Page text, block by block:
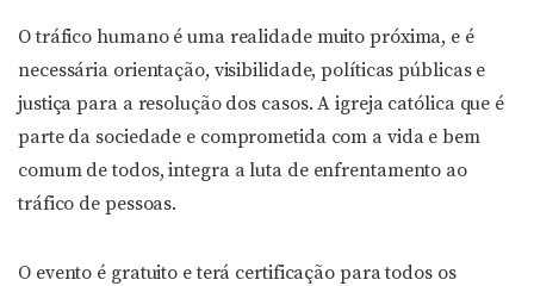
O tráfico humano é uma realidade muito próxima, e é
necessária orientação, visibilidade, políticas públicas e
justiça para a resolução dos casos. A igreja católica que é
parte da sociedade e comprometida com a vida e bem
comum de todos, integra a luta de enfrentamento ao
tráfico de pessoas.
O evento é gratuito e terá certificação para todos os